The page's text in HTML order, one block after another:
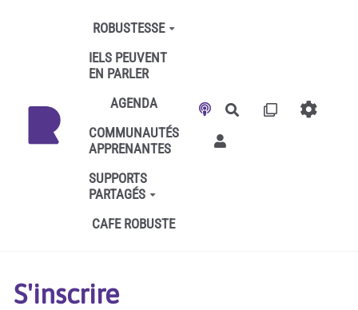
Aller au contenu principal
ROBUSTESSE
IELS PEUVENT
EN PARLER
AGENDA
COMMUNAUTÉS
APPRENANTES
SUPPORTS
PARTAGÉS
CAFE ROBUSTE
Rechercher
S'inscrire